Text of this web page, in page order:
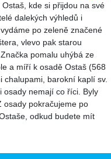
kde si přijdou na své
dalekých výhledů i
po zeleně značené
vlevo pak starou
pomalu uhýbá ze
a míří k osadě Ostaš (568
chalupami, barokní kaplí sv.
osady nemají co říci. Byly
osady pokračujeme po
odkud budete mít